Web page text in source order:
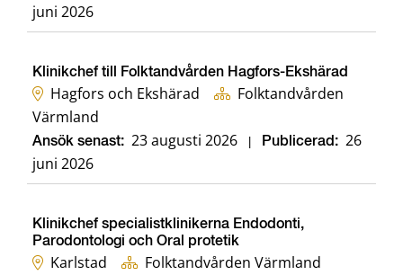
juni 2026
Klinikchef till Folktandvården Hagfors-Ekshärad
Hagfors och Ekshärad
Folktandvården
Värmland
Ansök senast: 23 augusti 2026 Publicerad: 26
juni 2026
Klinikchef specialistklinikerna Endodonti,
Parodontologi och Oral protetik
Karlstad Folktandvården Värmland